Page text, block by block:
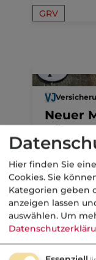
GRV
Neuer
Rürup-
Markt
Hier finden Sie
Cookies. Sie
Kategorien geben
anzeigen lassen
auswählen. Um